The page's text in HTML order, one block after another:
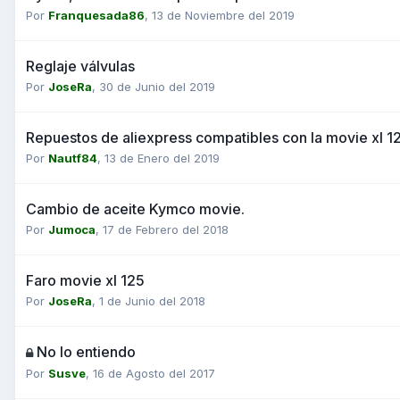
Por Franquesada86, 13 de Noviembre del 2019
Reglaje válvulas
Por JoseRa, 30 de Junio del 2019
Repuestos de aliexpress compatibles con la movie xl
Por Nautf84, 13 de Enero del 2019
Cambio de aceite Kymco movie.
Por Jumoca, 17 de Febrero del 2018
Faro movie xl 125
Por JoseRa, 1 de Junio del 2018
No lo entiendo
Por Susve, 16 de Agosto del 2017